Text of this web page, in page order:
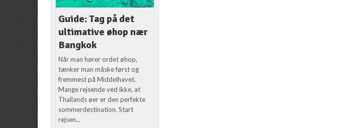
Guide: Tag på det
ultimative øhop nær
Bangkok
Når man hører ordet øhop,
tænker man måske først og
fremmest på Middelhavet.
Mange rejsende ved ikke, at
Thailands øer er den perfekte
sommerdestination. Start
rejsen...